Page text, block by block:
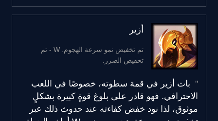
أزير
تم تخفيض نمو سرعة الهجوم. W - تم
تخفيض الضرر.
بات أزير في قمة سطوته، خصوصًا في اللعب
الاحترافي. فهو قادر على بلوغ قوةٍ كبيرة بشكلٍ
موثوق، لذا نود خفض كفاءته عند حدوث ذلك عبر